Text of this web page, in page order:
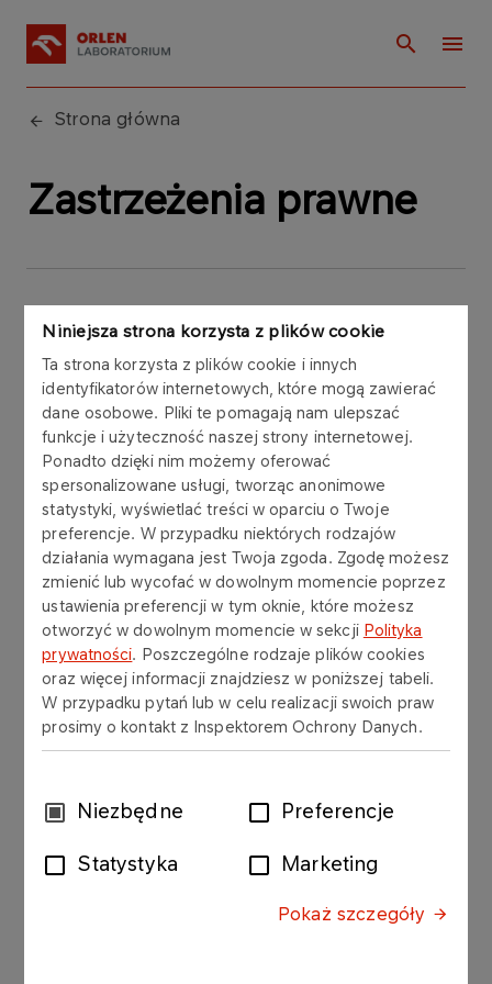
Niniejsza strona korzysta z plików cookie
Ta strona korzysta z plików cookie i innych
identyfikatorów internetowych, które mogą zawierać
dane osobowe. Pliki te pomagają nam ulepszać
funkcje i użyteczność naszej strony internetowej.
Ponadto dzięki nim możemy oferować
spersonalizowane usługi, tworząc anonimowe
statystyki, wyświetlać treści w oparciu o Twoje
preferencje. W przypadku niektórych rodzajów
działania wymagana jest Twoja zgoda. Zgodę możesz
zmienić lub wycofać w dowolnym momencie poprzez
ustawienia preferencji w tym oknie, które możesz
otworzyć w dowolnym momencie w sekcji Polityka
prywatności. Poszczególne rodzaje plików cookies
oraz więcej informacji znajdziesz w poniższej tabeli.
W przypadku pytań lub w celu realizacji swoich praw
prosimy o kontakt z Inspektorem Ochrony Danych.
WybórNiezbędne Preferencje
Statystyka Marketing
Pokaż szczegóły
Strona główna
Zastrzeżenia prawne
internetowego ORLEN Laboratorium są
zastrzeżone.
Użytkownik ma prawo do pobierania oraz
drukowania zawartości serwisu internetowego
www.laboratorium.orlen.pl, pod warunkiem
nienaruszania praw autorskich oraz praw z
rejestracji znaków towarowych prezentowanych w
niniejszym serwisie.
Żadna część serwisu nie może być w celach
komercyjnych kopiowana w całości lub części,
transmitowana elektronicznie lub w inny sposób,
modyfikowana, linkowana lub wykorzystana bez
informacje zawarte w serwisie, jednak nie ponosi
aktualność oraz kompletność informacji
przedstawionych na stronach serwisu.
Jednocześnie ORLEN Laboratorium zastrzega